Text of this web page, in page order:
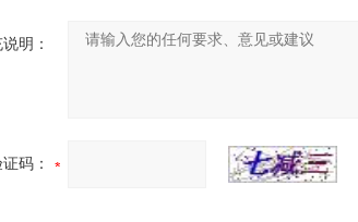
明：
码：